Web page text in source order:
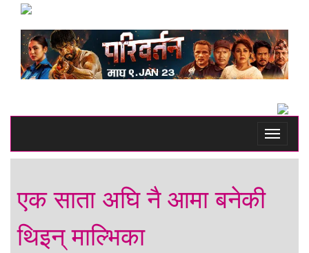
Toggle
एक साता अघि नै आमा बनेकी
थिइन् माल्भिका